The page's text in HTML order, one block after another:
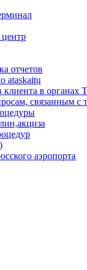
отчетов
ataskaitų
клиента в органах
связанным с
аэропорта